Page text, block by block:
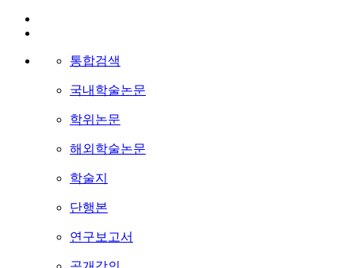
통합검색
국내학술논문
학위논문
해외학술논문
학술지
단행본
연구보고서